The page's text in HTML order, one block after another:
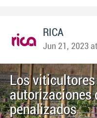
RICA
Jun 21, 2023
Los viticultores
autorizaciones
penalizados